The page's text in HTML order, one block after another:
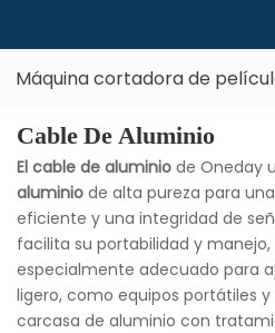
Máquina cortadora de
Cable De Aluminio
El cable de aluminio de Oneday
aluminio de alta pureza para
eficiente y una integridad de
facilita su portabilidad y
especialmente adecuado para
ligero, como equipos portátiles
carcasa de aluminio con